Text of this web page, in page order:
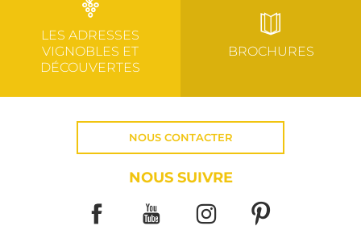
LES ADRESSES
VIGNOBLES ET
DÉCOUVERTES
BROCHURES
NOUS CONTACTER
NOUS SUIVRE